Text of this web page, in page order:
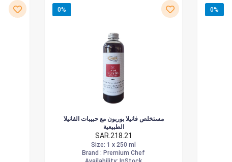
0%
مستخلص فانيلا بوربون مع حبيبات الفانيلا
الطبيعية
SAR.218.21
Size: 1 x 250 ml
Brand : Premium Chef
0%